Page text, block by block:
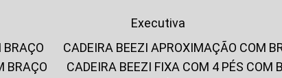
Executiva
BRAÇO
CADEIRA BEEZI APROXIMAÇÃO COM
BRAÇO
CADEIRA BEEZI FIXA COM 4 PÉS COM